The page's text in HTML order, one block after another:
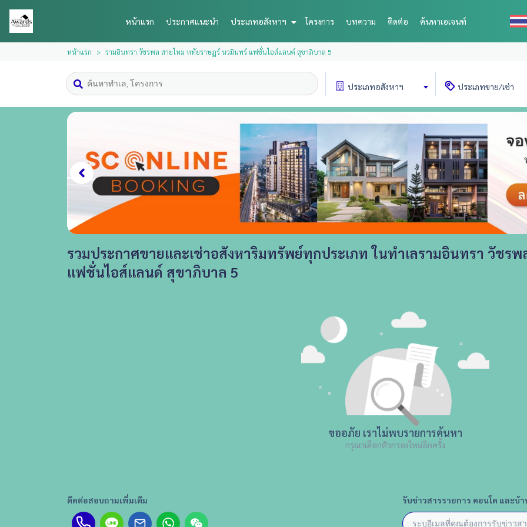
หน้าแรก ประกาศแนะนำ ประเภทอสังหาฯ โครงการ บทความ ติดต่อ ค้นหาเอเจนท์
หน้าแรก รามอินทรา วัชรพล สายไหม หทัยราษฎร์ นวมินทร์ แฟชั่นไอส์แลนด์ สุขาภิบาล 5
ประเภทอสังหาฯ ประเภทขาย/เช่า
รวมประกาศขายและเช่าอสังหาริมทรัพย์ทุกประเภท ในทำเลรามอินทรา วัชร
แฟชั่นไอส์แลนด์ สุขาภิบาล 5
ขออภัย เราไม่พบรายการค้นหา
กรุณาเลือกตัวกรองใหม่อีกครั้ง
ติดต่อสอบถามเพิ่มเติม รับข่าวสารรายการ คอนโด และบ้า